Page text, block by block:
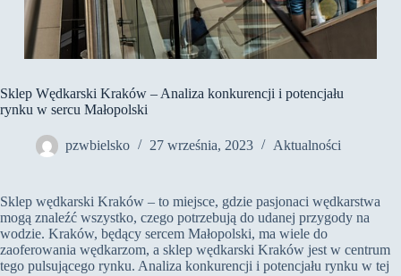
Sklep Wędkarski Kraków – Analiza konkurencji i potencjału
rynku w sercu Małopolski
pzwbielsko 27 września, 2023 Aktualności
Sklep wędkarski Kraków – to miejsce, gdzie pasjonaci wędkarstwa
mogą znaleźć wszystko, czego potrzebują do udanej przygody na
wodzie. Kraków, będący sercem Małopolski, ma wiele do
zaoferowania wędkarzom, a sklep wędkarski Kraków jest w centrum
tego pulsującego rynku. Analiza konkurencji i potencjału rynku w tej